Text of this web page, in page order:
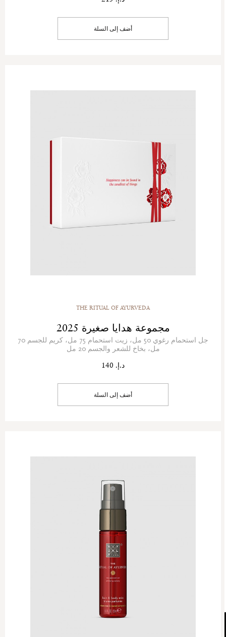
أضف إلى السلة
THE RITUAL OF AYURVEDA
مجموعة هدايا صغيرة 2025
جل استحمام رغوي 50 مل، زيت استحمام 75 مل، كريم للجسم 70
مل، بخاخ للشعر والجسم 20 مل
د.إ. 140
أضف إلى السلة